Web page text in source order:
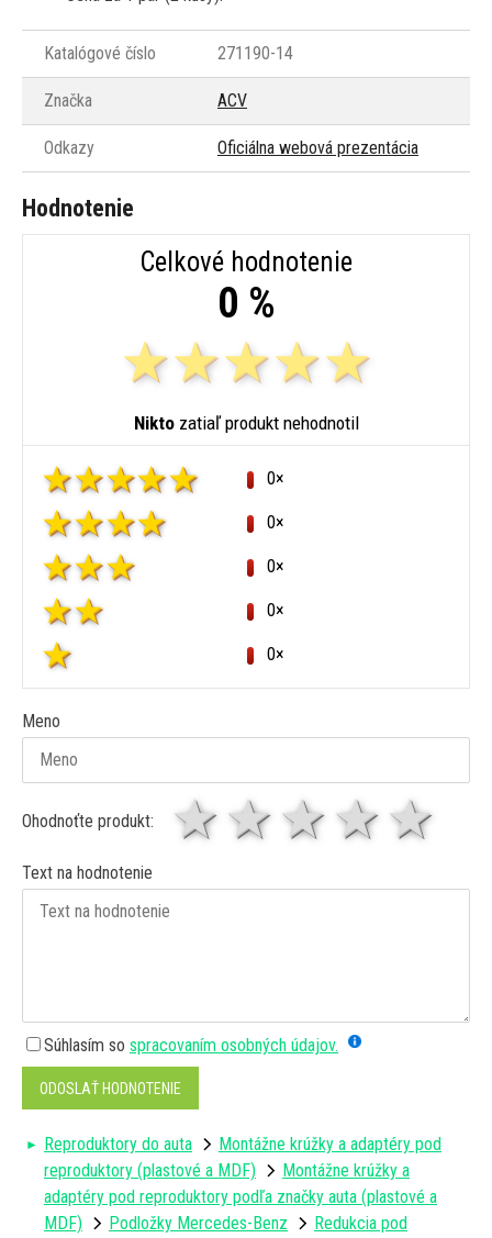
Katalógové číslo 271190-14
Značka ACV
Odkazy Oficiálna webová prezentácia
Hodnotenie
Celkové hodnotenie
0 %
Niktozatiaľ produkt nehodnotil
0×
0×
0×
0×
0×
Meno
Ohodnoťte produkt: 4
3
2 hviezdy
1 hviezda
Text na hodnotenie
Súhlasím so spracovaním osobných údajov.
ODOSLAŤ HODNOTENIE
Reproduktory do auta
Montážne krúžky a adaptéry pod
reproduktory (plastové a MDF)
Montážne krúžky a
adaptéry pod reproduktory podľa značky auta (plastové a
MDF)
Podložky Mercedes-Benz
Redukcia pod